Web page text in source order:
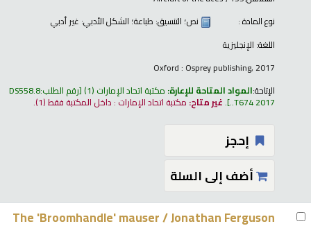
نوع المادة :
نص؛ التنسيق: طباعة؛ الشكل الأدبي: غير أدبي
اللغة: الإنجليزية
Oxford : Osprey publishing, 2017
الإتاحة:المواد المتاحة للإعارة: مكتبة اتحاد الإمارات (1) رقم الطلب:DS558.8
.T674 2017.
.غير متاح:مكتبة اتحاد الإمارات : داخل المكتبة فقط(1).
إحجز
أضف إلى السلة
The 'Broomhandle' mauser /Jonathan Ferguson